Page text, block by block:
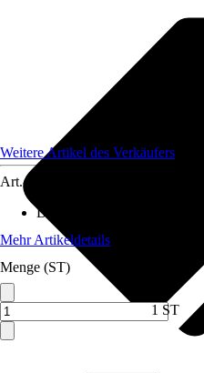
Weitere Artikel des Verkäufers
Art.-Nr.
Durchmesser Kulturtopf
Mehr Artikeldetails
Menge (ST)
1 ST